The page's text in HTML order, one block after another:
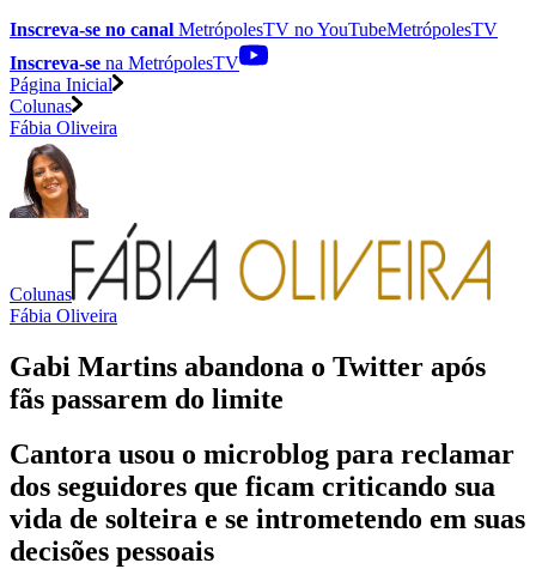
Inscreva-se no canal MetrópolesTV noYouTubeMetrópolesTV
Inscreva-se na MetrópolesTV
Página Inicial
Colunas
Fábia Oliveira
Colunas
Fábia Oliveira
Gabi Martins abandona o Twitter após
fãs passarem do limite
Cantora usou o microblog para reclamar
dos seguidores que ficam criticando sua
vida de solteira e se intrometendo em suas
decisões pessoais